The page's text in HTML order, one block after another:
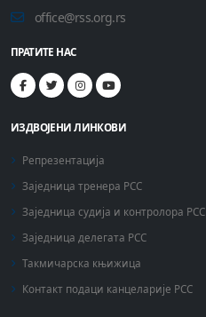
office@rss.org.rs
ПРАТИТЕ НАС
ИЗДВОЈЕНИ ЛИНКОВИ
Репрезентација
Заједница тренера РСС
Заједница судија и контролора РСС
Заједница делегата РСС
Такмичарска књижица
Контакт подаци канцеларије РСС